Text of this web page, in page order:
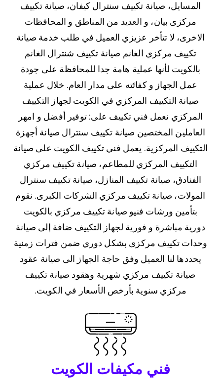
المسايل، صيانة تكييف سنترال كيفان، صيانة تكييف
مركزى بيان، و العديد من المناطق و المحافظات
الاخرى، لا تتأخر عزيزي العميل في طلب خدمة صيانة
تكييف مركزي الغانم صيانة تكييف شنترال الغانم
بالكويت لأنها عملية هامة جدا للمحافظة على جودة
عمل الجهاز و كفائته على مدار العام. خلال عملية
صيانة التكييف المركزي في الكويت لجهاز التكييف
المركزي نعمل فني تكييف على: توفير أفضل و امهر
العاملين المختصين صيانة تكييف سنترال صيانة أجهزة
التكييف المركزية. يعمل فني تكييف الكويت على صيانة
التكييف المركزي للمطاعم، صيانة تكييف مركزي
الفنادق، صيانة تكييف المنازل، صيانة تكييف سنترال
المولات، صيانة تكييف مركزي الشركات الكبرى. نقوم
بتأمين ورشات فنيو صيانة تكييف مركزي بالكويت
دورية مباشرة و فورية لجهاز التكييف ضافة إلى صيانة
وحدات تكييف مركزى بشكل دوري ضمن فترات زمنية
يحددها لنا العميل وفق حاجة الجهاز الى صيانة عقود
صيانة تكييف مركزي شهرية وهقود صيانة تكييف
مركزي سنوية بأرخص الأسعار في الكويت.
فني مكيفات الكويت